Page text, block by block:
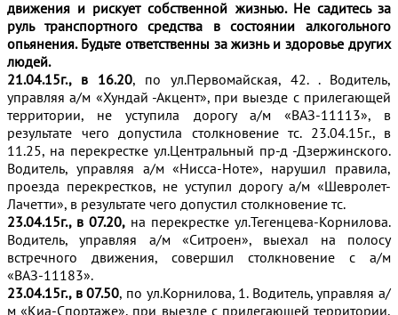
движения и рискует собственной жизнью. Не садитесь за
руль транспортного средства в состоянии алкогольного
опьянения. Будьте ответственны за жизнь и здоровье других
людей.
21.04.15г., в 16.20, по ул.Первомайская, 42. . Водитель,
управляя а/м «Хундай -Акцент», при выезде с прилегающей
территории, не уступила дорогу а/м «ВАЗ-11113», в
результате чего допустила столкновение тс. 23.04.15г., в
11.25, на перекрестке ул.Центральный пр-д -Дзержинского.
Водитель, управляя а/м «Нисса-Ноте», нарушил правила,
проезда перекрестков, не уступил дорогу а/м «Шевролет-
Лачетти», в результате чего допустил столкновение тс.
23.04.15г., в 07.20, на перекрестке ул.Тегенцева-Корнилова.
Водитель, управляя а/м «Ситроен», выехал на полосу
встречного движения, совершил столкновение с а/м
«ВАЗ-11183».
23.04.15г., в 07.50, по ул.Корнилова, 1. Водитель, управляя а/
м «Киа-Спортаже», при выезде с прилегающей территории,